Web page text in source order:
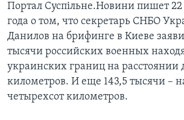
Портал Суспільне.Новини пишет 22
года о том, что секретарь СНБО
Данилов на брифинге в Киеве
тысячи российских военных
украинских границ на расстоянии
километров. И еще 143,5 тысячи –
четырехсот километров.